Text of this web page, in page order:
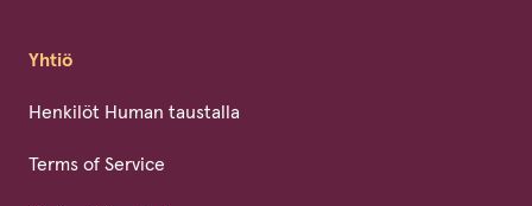
Yhtiö
Henkilöt Human taustalla
Terms of Service